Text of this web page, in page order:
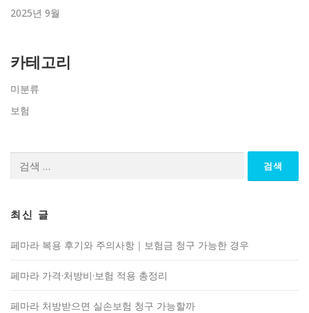
2025년 9월
카테고리
미분류
보험
최신 글
페마라 복용 후기와 주의사항｜보험금 청구 가능한 경우
페마라 가격·처방비·보험 적용 총정리
페마라 처방받으면 실손보험 청구 가능할까